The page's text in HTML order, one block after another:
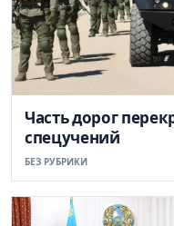
Часть дорог
спецучений
БЕЗ РУБРИКИ